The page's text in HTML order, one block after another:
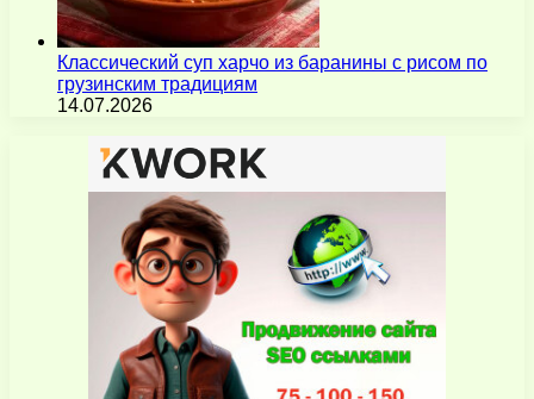
Классический суп харчо из баранины с рисом по
грузинским традициям
14.07.2026